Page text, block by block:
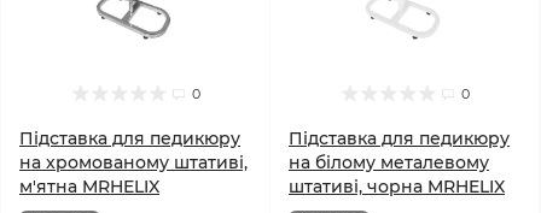
0
Підставка для педикюру
на хромованому штативі,
м'ятна MRHELIX
0
Підставка для педикюру
на білому металевому
штативі, чорна MRHELIX